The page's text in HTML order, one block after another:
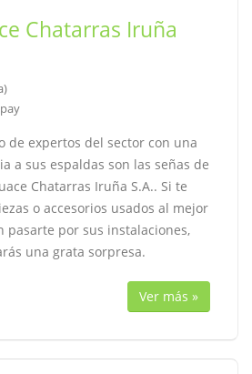
Chatarras Iruña
de expertos del sector con una
a sus espaldas son las señas de
Chatarras Iruña S.A.. Si te
o accesorios usados al mejor
pasarte por sus instalaciones,
una grata sorpresa.
Ver más »